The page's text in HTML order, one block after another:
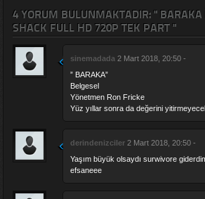
4 YORUM BULUNMAKTADIR: "
SHACK FULL HD 720P TEK PART "
sinemadada 2 Mart 2018, 20:50 -
” BARAKA”
Belgesel
Yönetmen Ron Fricke
Yüz yıllar sonra da değerini
derindenizciler 2 Mart 2018, 20:50 -
Yaşım büyük olsaydı surwivore
efsaneee